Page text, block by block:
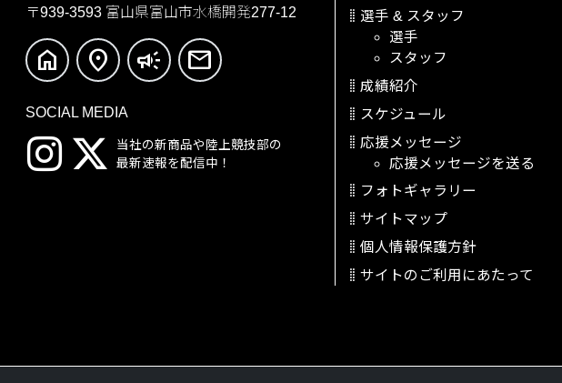
〒939-3593 富山県富山市水橋開発277-12
home location_on campaign mail
SOCIAL MEDIA
当社の新商品や陸上競技部の
最新速報を配信中！
選手 & スタッフ
選手
スタッフ
成績紹介
スケジュール
応援メッセージ
応援メッセージを送る
フォトギャラリー
サイトマップ
個人情報保護方針
サイトのご利用にあたって